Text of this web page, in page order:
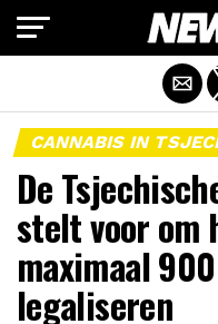
CANNABIS IN
De
stelt voor om
maximaal
legaliseren